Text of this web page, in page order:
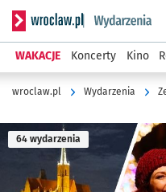
Serwis informacyjny
WAKACJE Koncerty Kino
wroclaw.pl Wydarzenia
64 wydarzenia